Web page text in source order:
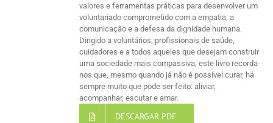
valores e ferramentas práticas para desenvolver um
voluntariado comprometido com a empatia, a
comunicação e a defesa da dignidade humana.
Dirigido a voluntários, profissionais de saúde,
cuidadores e a todos aqueles que desejam construir
uma sociedade mais compassiva, este livro recorda-
nos que, mesmo quando já não é possível curar, há
sempre muito que pode ser feito: aliviar,
acompanhar, escutar e amar.
DESCARGAR PDF